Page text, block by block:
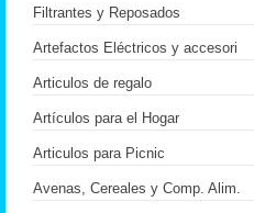
Filtrantes y Reposados
Artefactos Eléctricos y accesori
Articulos de regalo
Artículos para el Hogar
Articulos para Picnic
Avenas, Cereales y Comp. Alim.